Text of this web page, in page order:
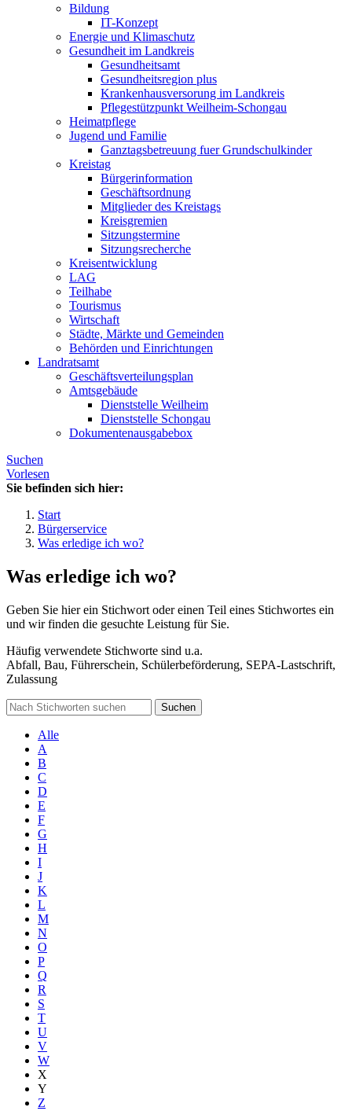
Bildung
IT-Konzept
Energie und Klimaschutz
Gesundheit im Landkreis
Gesundheitsamt
Gesundheitsregion plus
Krankenhausversorung im Landkreis
Pflegestützpunkt Weilheim-Schongau
Heimatpflege
Jugend und Familie
Ganztagsbetreuung fuer Grundschulkinder
Kreistag
Bürgerinformation
Geschäftsordnung
Mitglieder des Kreistags
Kreisgremien
Sitzungstermine
Sitzungsrecherche
Kreisentwicklung
LAG
Teilhabe
Tourismus
Wirtschaft
Städte, Märkte und Gemeinden
Behörden und Einrichtungen
Landratsamt
Geschäftsverteilungsplan
Amtsgebäude
Dienststelle Weilheim
Dienststelle Schongau
Dokumentenausgabebox
Suchen
Vorlesen
Sie befinden sich hier:
Start
Bürgerservice
Was erledige ich wo?
Was erledige ich wo?
Geben Sie hier ein Stichwort oder einen Teil eines Stichwortes ein
und wir finden die gesuchte Leistung für Sie.
Häufig verwendete Stichworte sind u.a.
Abfall, Bau, Führerschein, Schülerbeförderung, SEPA-Lastschrift,
Zulassung
Suchen
Alle
A
B
C
D
E
F
G
H
I
J
K
L
M
N
O
P
Q
R
S
T
U
V
W
X
Y
Z